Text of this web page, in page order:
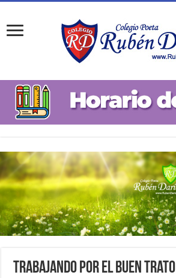
Trabajando por el Buen Trato